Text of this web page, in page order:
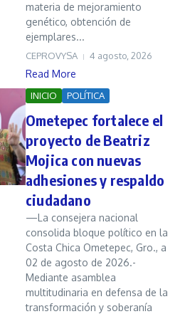
materia de mejoramiento
genético, obtención de
ejemplares...
CEPROVYSA 4 agosto, 2026
Read More
INICIO POLÍTICA
Ometepec fortalece el
proyecto de Beatriz
Mojica con nuevas
adhesiones y respaldo
ciudadano
—La consejera nacional
consolida bloque político en la
Costa Chica Ometepec, Gro., a
02 de agosto de 2026.-
Mediante asamblea
multitudinaria en defensa de la
transformación y soberanía